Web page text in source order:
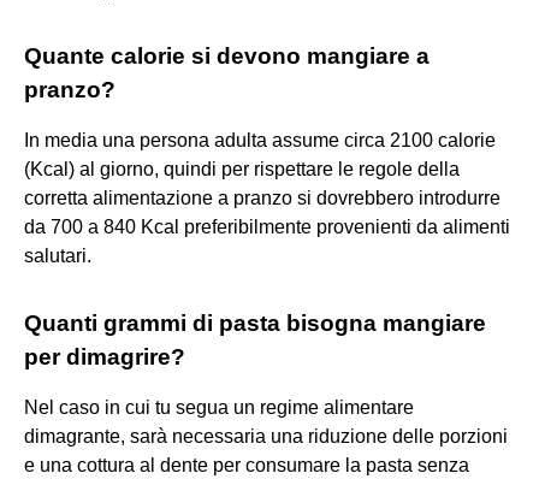
Quante calorie si devono mangiare a
pranzo?
In media una persona adulta assume circa 2100 calorie
(Kcal) al giorno, quindi per rispettare le regole della
corretta alimentazione a pranzo si dovrebbero introdurre
da 700 a 840 Kcal preferibilmente provenienti da alimenti
salutari.
Quanti grammi di pasta bisogna mangiare
per dimagrire?
Nel caso in cui tu segua un regime alimentare
dimagrante, sarà necessaria una riduzione delle porzioni
e una cottura al dente per consumare la pasta senza